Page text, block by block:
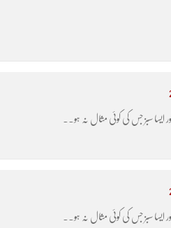
ایسا سبز جس کی کوئی مثال نہ ہو۔۔
ایسا سبز جس کی کوئی مثال نہ ہو۔۔